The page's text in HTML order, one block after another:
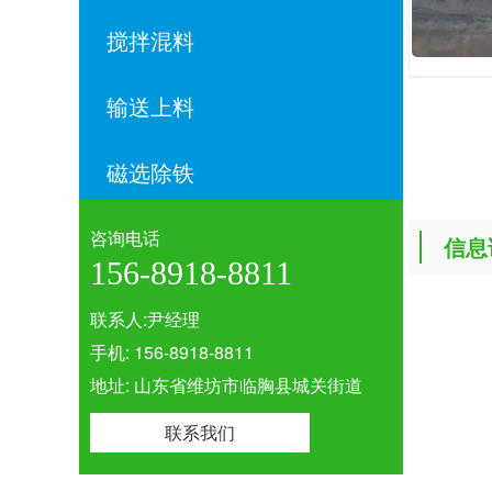
搅拌混料
输送上料
磁选除铁
咨询电话
156-8918-8811
联系人:尹经理
手机: 156-8918-8811
地址: 山东省维坊市临胸县城关街道
联系我们
信